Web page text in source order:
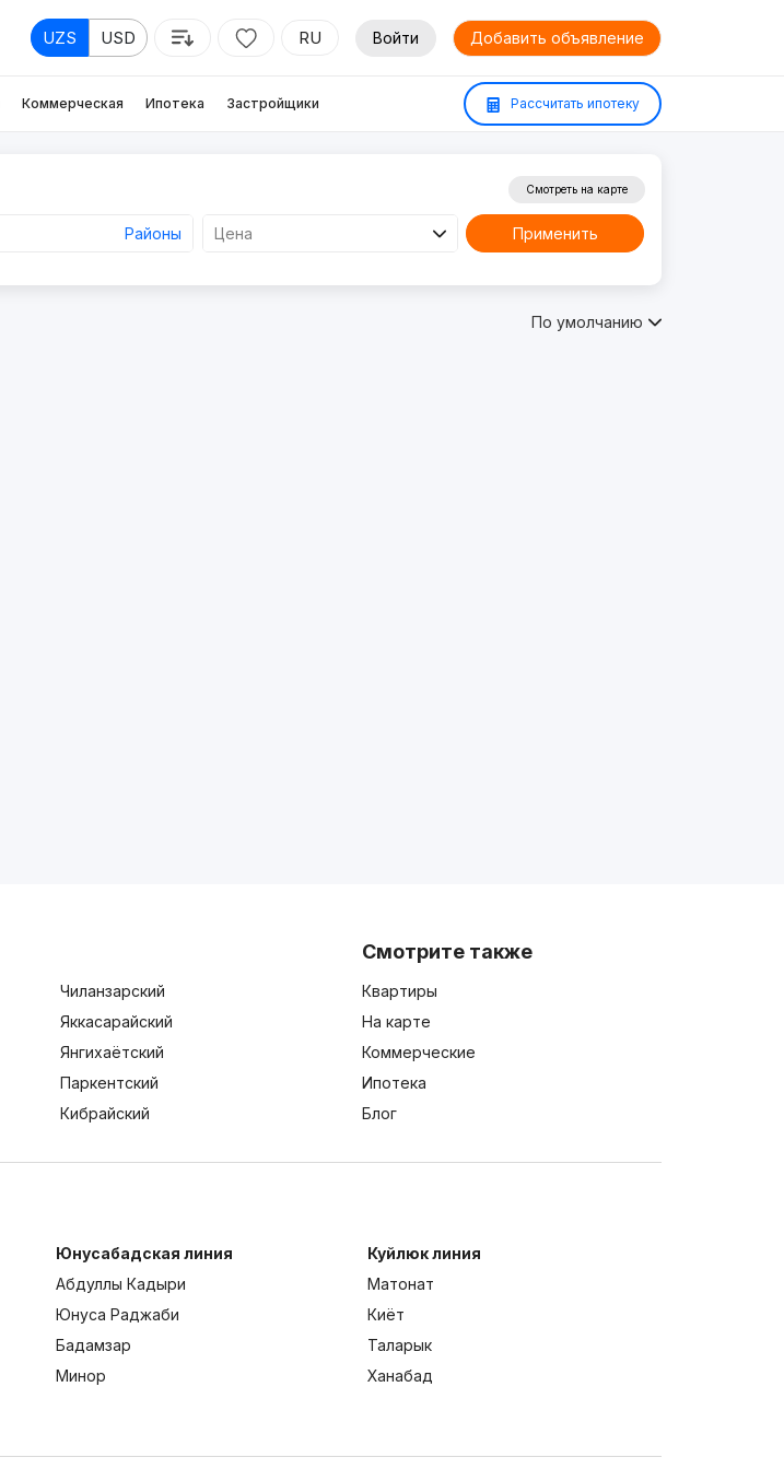
UZS USD RU Войти Добавить объявление
Коммерческая Ипотека Застройщики Рассчитать ипотеку
Районы Цена
Смотреть на карте
Применить
По умолчанию
Чиланзарский
Яккасарайский
Янгихаётский
Паркентский
Кибрайский
Смотрите также
Квартиры
На карте
Коммерческие
Ипотека
Блог
Юнусабадская линия
Абдуллы Кадыри
Юнуса Раджаби
Бадамзар
Минор
Куйлюк линия
Матонат
Киёт
Таларык
Ханабад